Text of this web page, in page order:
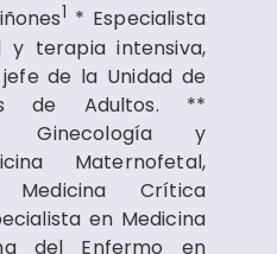
1 * Especialista
y terapia intensiva,
de la Unidad de
de Adultos. **
Ginecología y
Maternofetal,
Crítica
en Medicina
del Enfermo en